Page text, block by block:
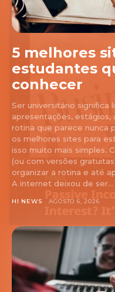
5 melhores
estudantes
conhecer
Ser universitário significa
apresentações,
rotina que parece nunca
os melhores sites para
isso muito mais simples.
(ou com versões
organizar a rotina e até
A internet deixou de ser...
HI NEWS AGOSTO 6, 2026